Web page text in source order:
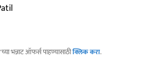
भन्नाट ऑफर्स पाहण्यासाठीक्लिक करा.